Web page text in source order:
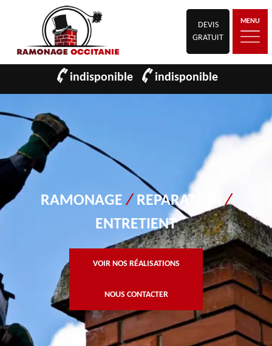
DEVIS
GRATUIT
MENU
indisponible indisponible
RAMONAGE/ REPARATION/
ENTRETIENT
VOIR NOS RÉALISATIONS
NOUS CONTACTER